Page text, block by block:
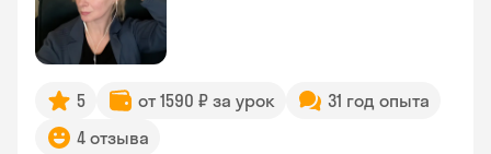
5 от 1590 ₽ за урок
31 год опыта
4 отзыва